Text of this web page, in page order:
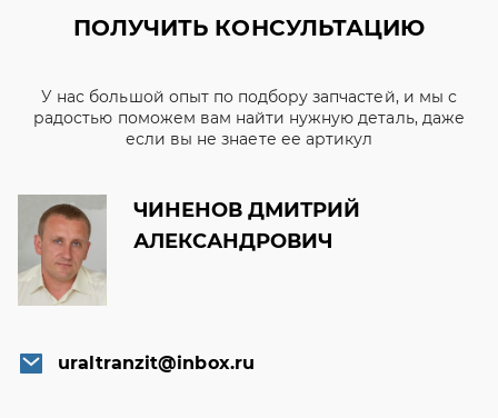
ПОЛУЧИТЬ КОНСУЛЬТАЦИЮ
У нас большой опыт по подбору запчастей, и мы с
радостью поможем вам найти нужную деталь, даже
если вы не знаете ее артикул
ЧИНЕНОВ ДМИТРИЙ
АЛЕКСАНДРОВИЧ
uraltranzit@inbox.ru